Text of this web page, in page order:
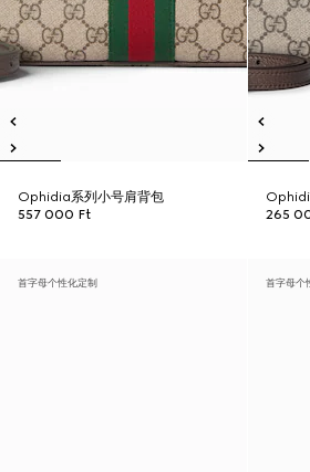
Ophidia系列小号肩背包
557 000 Ft
265
首字母个性化定制 首字母个